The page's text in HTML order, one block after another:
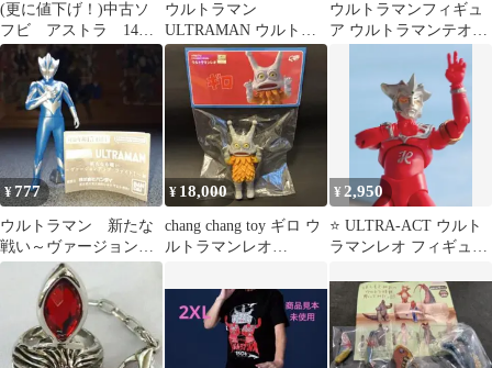
(更に値下げ！)中古ソ
フビ アストラ 14セ
ンチ (ウルトラマンレ
オ)
ウルトラマン
ULTRAMAN ウルトラ
アクションフィギュア
メトロン星人 新品
ウルトラマンフィギュ
ア ウルトラマンテオ
¥777
ウルトラマン 新たな
戦い～ヴァージョンア
ップ・ファイト！～編
¥ 18,000
chang chang toy ギロ ウ
ルトラマンレオ
¥2,950
⭐️ ULTRA-ACT ウルト
ラマンレオ フィギュア
イ⁠